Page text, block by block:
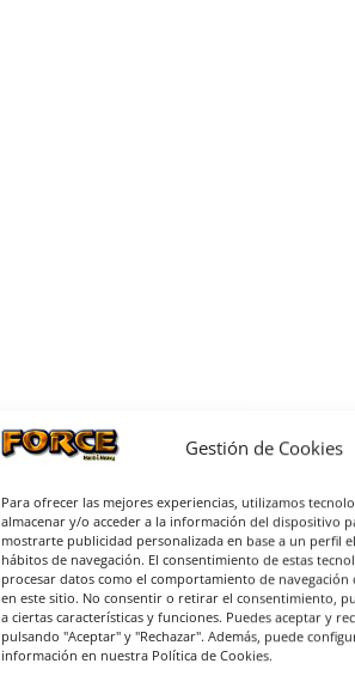
Gestión de Cookies
Para ofrecer las mejores experiencias, utilizamos
almacenar y/o acceder a la información del dispositivo
mostrarte publicidad personalizada en base a un perfil
hábitos de navegación. El consentimiento de estas
procesar datos como el comportamiento de navegación
en este sitio. No consentir o retirar el consentimiento,
a ciertas características y funciones. Puedes aceptar y
pulsando "Aceptar" y "Rechazar". Además, puede
información en nuestra Política de Cookies.